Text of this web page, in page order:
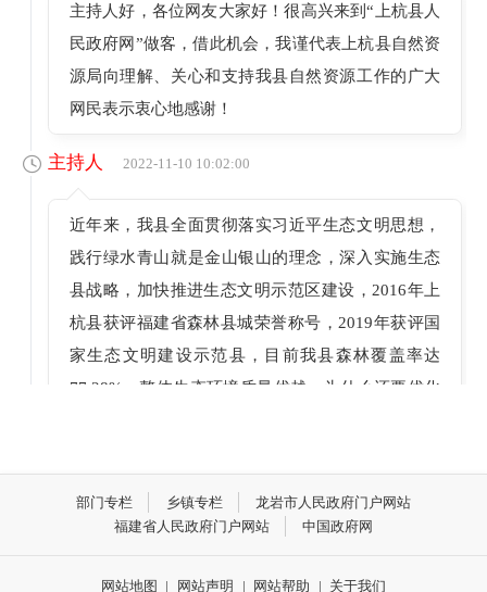
主持人好，各位网友大家好！很高兴来到“上杭县人
民政府网”做客，借此机会，我谨代表上杭县自然资
源局向理解、关心和支持我县自然资源工作的广大
网民表示衷心地感谢！
主持人 2022-11-10 10:02:00
近年来，我县全面贯彻落实习近平生态文明思想，
践行绿水青山就是金山银山的理念，深入实施生态
县战略，加快推进生态文明示范区建设，2016年上
杭县获评福建省森林县城荣誉称号，2019年获评国
家生态文明建设示范县，目前我县森林覆盖率达
77.28%，整体生态环境质量优越，为什么还要优化
嘉宾 邱日荣 2022-11-10 10:02:00
是这样的，今年3月30日，习近平总书记在参加首都
部门专栏 乡镇专栏
龙岩市人民政府门户网站
福建省人民政府门户网站
中国政府网
网站地图 | 网站声明 | 网站帮助 | 关于我们